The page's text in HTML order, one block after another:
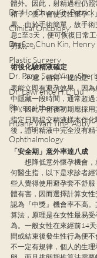
Dr. Ho Chun Kit, Patrick
Clinical Oncology
Dr. Sze Chun Kin, Henry
Plastic Surgery
Dr. Pang Suet Ying,
Dr. Lawrence H.L. Liu
Physical therapy
Huang Wan Ting, Abby
Ophthalmology
體外。因此，射精過程仍
精子，便不會使女性懷孕
果。由於手術簡單，故手
息2至3天，便可恢復日常
勞動。」
術後化驗精液確定
不過，值得一提的是，
表能立即有避孕效果，因
中隱藏一段時間，通常超
淨，因此手術後初期應採
指定日期提交精液樣本作
後，證明精液中完全沒有精
「安全期」意外率達八成
想降低意外懷孕機會，
何醫生指，以下是求診者
些人覺得使用避孕套不舒
體有害，因而選擇計算女性
認為『中獎』機會率不高
算法，原理是在女性最易
為。一般女性在來經前14
間或結束後發生性行為便
不一定有規律，個人的生